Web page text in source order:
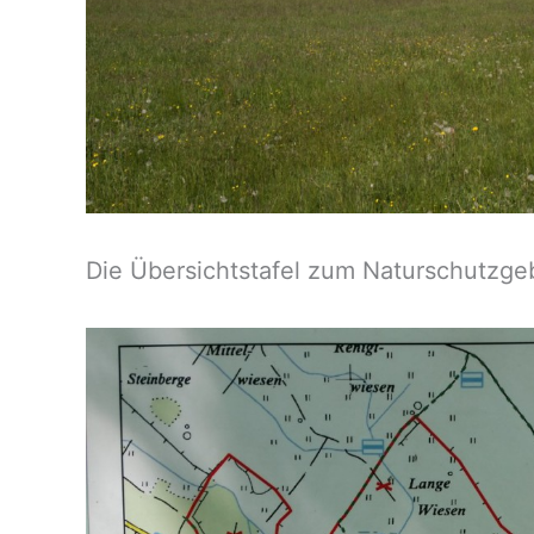
Die Übersichtstafel zum